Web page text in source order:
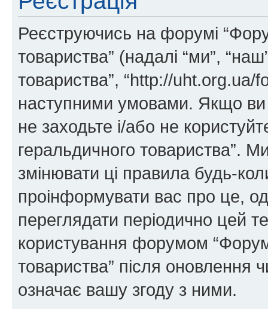
Реєструючись на форумі
товариства” (надалі “ми”,
товариства”, “http://uht.org.ua/
наступними умовами. Якщо ви
не заходьте і/або не
геральдичного товариства”.
змінювати ці правила будь-
проінформувати вас про це,
переглядати періодично цей
користування форумом
товариства” після оновлення
означає вашу згоду з ними.